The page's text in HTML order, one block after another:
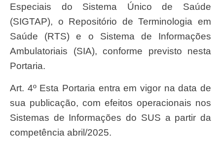
Especiais do Sistema Único de Saúde
(SIGTAP), o Repositório de Terminologia em
Saúde (RTS) e o Sistema de Informações
Ambulatoriais (SIA), conforme previsto nesta
Portaria.
Art. 4º Esta Portaria entra em vigor na data de
sua publicação, com efeitos operacionais nos
Sistemas de Informações do SUS a partir da
competência abril/2025.